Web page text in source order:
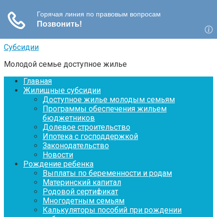
Перейти
контенту
Субсидии
Молодой семье доступное жилье
Главная
Жилищные субсидии
Доступное жилье молодым семьям
Программы обеспечения жильем
бюджетников
Долевое строительство
Ипотека с господдержкой
Законодательство
Новости
Рождение ребенка
Выплаты по беременности и родам
Материнский капитал
Родовой сертификат
Многодетным семьям
Калькуляторы пособий при рождении